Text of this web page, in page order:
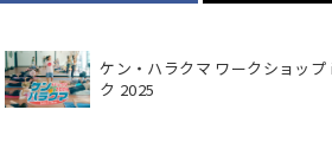
ケン・ハラクマ ワークショップ
ク 2025